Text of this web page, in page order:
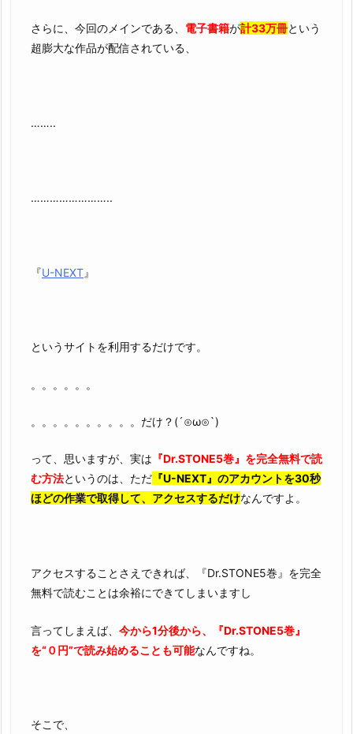
さらに、今回のメインである、 電子書籍が計33万冊という
超膨大な作品が配信されている、
……..
……………………..
『U-NEXT』
というサイトを利用するだけです。
。。。。。。
。。。。。。。。。。だけ？(´⊙ω⊙`)
って、思いますが、実は 『Dr.STONE5巻』を完全無料で読
む方法というのは、ただ 『U-NEXT』のアカウントを30秒
ほどの作業で取得して、アクセスするだけなんですよ。
アクセスすることさえできれば、『Dr.STONE5巻』を完全
無料で読むことは余裕にできてしまいますし
言ってしまえば、 今から1分後から、『Dr.STONE5巻』
を“０円”で読み始めることも可能なんですね。
そこで、